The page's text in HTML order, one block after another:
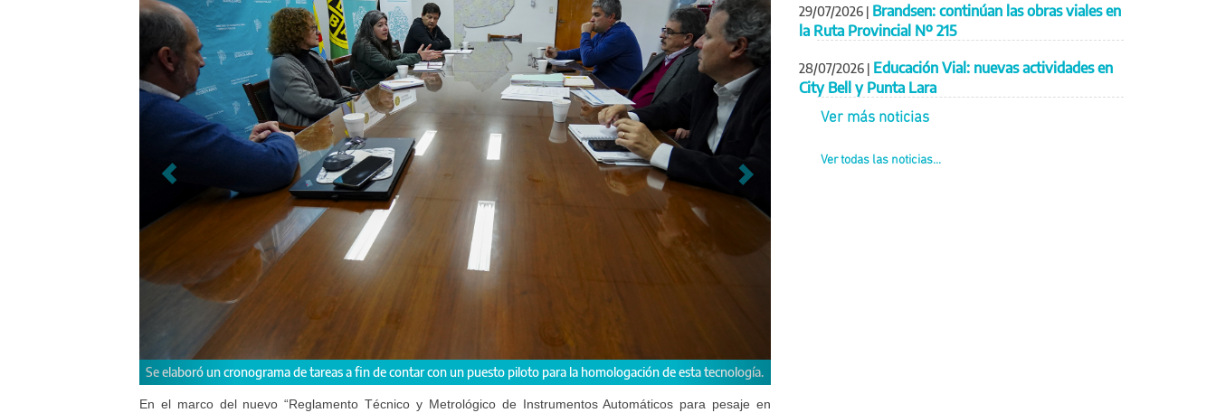
para la homologación de esta tecnología. Es el segundo encuentro que las autoridades de Vialidad mantienen con referentes de distintos organismos.
En el marco del nuevo “Reglamento Técnico y Metrológico de Instrumentos Automáticos para pesaje en
29/07/2026 | Brandsen: continúan las obras viales en
la Ruta Provincial Nº 215
28/07/2026 | Educación Vial: nuevas actividades en
City Bell y Punta Lara
Ver más noticias
Ver todas las noticias...